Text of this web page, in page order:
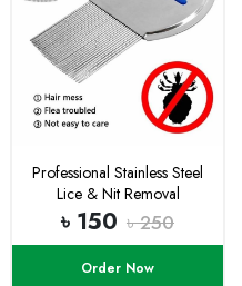
Professional Stainless Steel
Lice & Nit Removal
৳ 150 ৳ 250
Order Now